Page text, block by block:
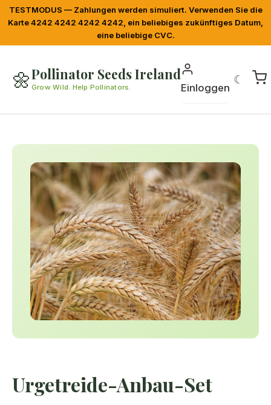
TESTMODUS — Zahlungen werden simuliert. Verwenden Sie die
Karte 4242 4242 4242 4242, ein beliebiges zukünftiges Datum,
eine beliebige CVC.
🌼Pollinator Seeds Ireland
Grow Wild. Help Pollinators. Einloggen
☾
Urgetreide-Anbau-Set